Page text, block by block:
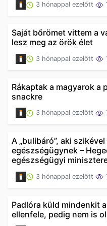
3 hónappal ezelőtt
Saját bőrömet vittem a
lesz meg az örök élet
3 hónappal ezelőtt
Rákaptak a magyarok
snackre
3 hónappal ezelőtt
A „bulibáró”, aki
egészségügynek –
egészségügyi
3 hónappal ezelőtt
Padlóra küld mindenkit
ellenfele, pedig nem is